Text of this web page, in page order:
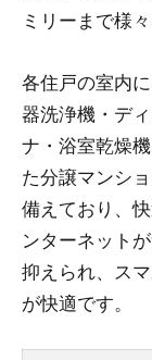
ミリーまで様
各住戸の室内
器洗浄機・デ
ナ・浴室乾燥
た分譲マンシ
備えており、
ンターネット
抑えられ、ス
が快適です。